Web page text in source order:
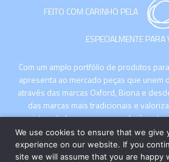
FEITO COM CARINHO PELA
ESPECIALMENTE PARA
Com um amplo portfólio de produtos
apresenta ao mercado peças que unem
através das marcas Oxford, Biona e
das marcas mais tradicionais e
cristais de luxo com sua produção
Santa Catarina.
We use cookies to ensure that we give
experience on our website. If you
site we will assume that you are happy